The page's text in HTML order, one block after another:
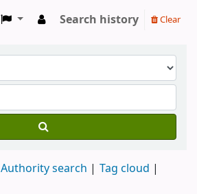
Search history Clear
Authority search
Tag cloud